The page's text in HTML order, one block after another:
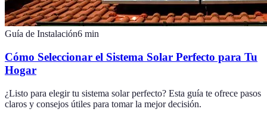
Guía de Instalación6 min
Cómo Seleccionar el Sistema Solar Perfecto para Tu
Hogar
¿Listo para elegir tu sistema solar perfecto? Esta guía te ofrece pasos
claros y consejos útiles para tomar la mejor decisión.